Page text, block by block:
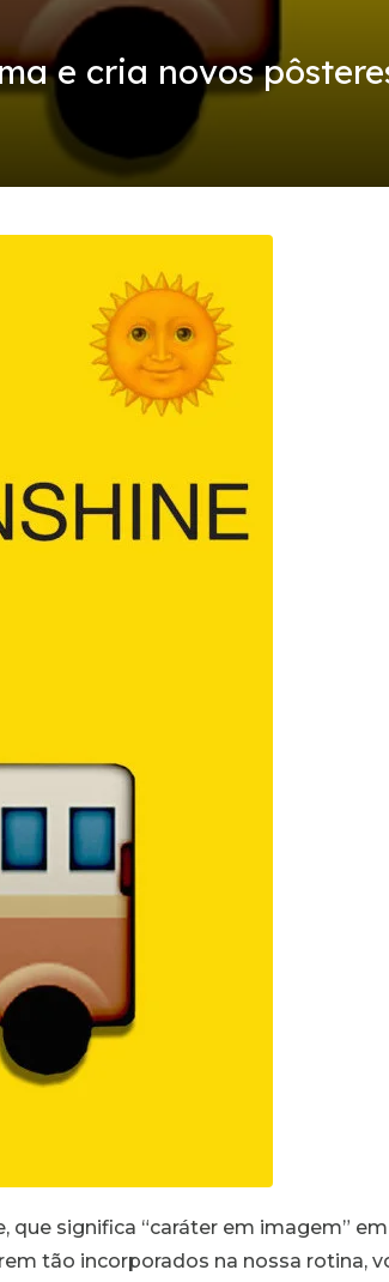
e cria novos
significa “caráter em imagem”
tão incorporados na nossa rotina,